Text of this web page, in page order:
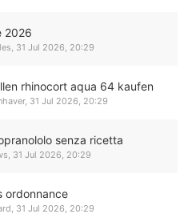
2026
, 31 Jul 2026, 20:29
rhinocort aqua 64 kaufen
, 31 Jul 2026, 20:29
senza ricetta
, 31 Jul 2026, 20:29
ordonnance
, 31 Jul 2026, 20:29